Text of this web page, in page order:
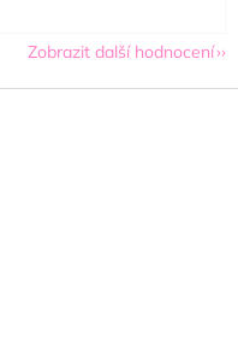
Zobrazit další hodnocení